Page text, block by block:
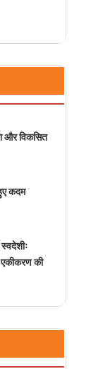
और विकसित
कदम
एकीकरण की